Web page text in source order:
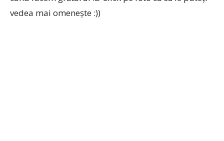
vedea mai omeneşte :))